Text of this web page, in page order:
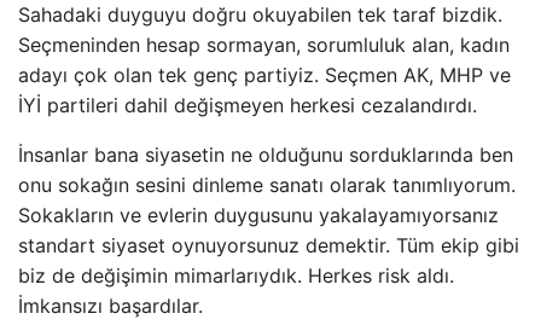
Sahadaki duyguyu doğru okuyabilen tek taraf bizdik.
Seçmeninden hesap sormayan, sorumluluk alan, kadın
adayı çok olan tek genç partiyiz. Seçmen AK, MHP ve
İYİ partileri dahil değişmeyen herkesi cezalandırdı.
İnsanlar bana siyasetin ne olduğunu sorduklarında ben
onu sokağın sesini dinleme sanatı olarak tanımlıyorum.
Sokakların ve evlerin duygusunu yakalayamıyorsanız
standart siyaset oynuyorsunuz demektir. Tüm ekip gibi
biz de değişimin mimarlarıydık. Herkes risk aldı.
İmkansızı başardılar.